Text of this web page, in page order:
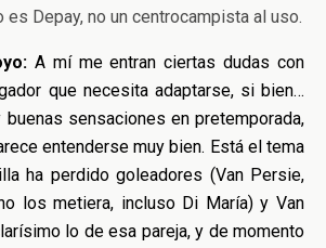
es Depay, no un centrocampista al uso.
A mí me entran ciertas dudas con
que necesita adaptarse, si bien…
sensaciones en pretemporada,
entenderse muy bien. Está el tema
ha perdido goleadores (Van Persie,
los metiera, incluso Di María) y Van
lo de esa pareja, y de momento